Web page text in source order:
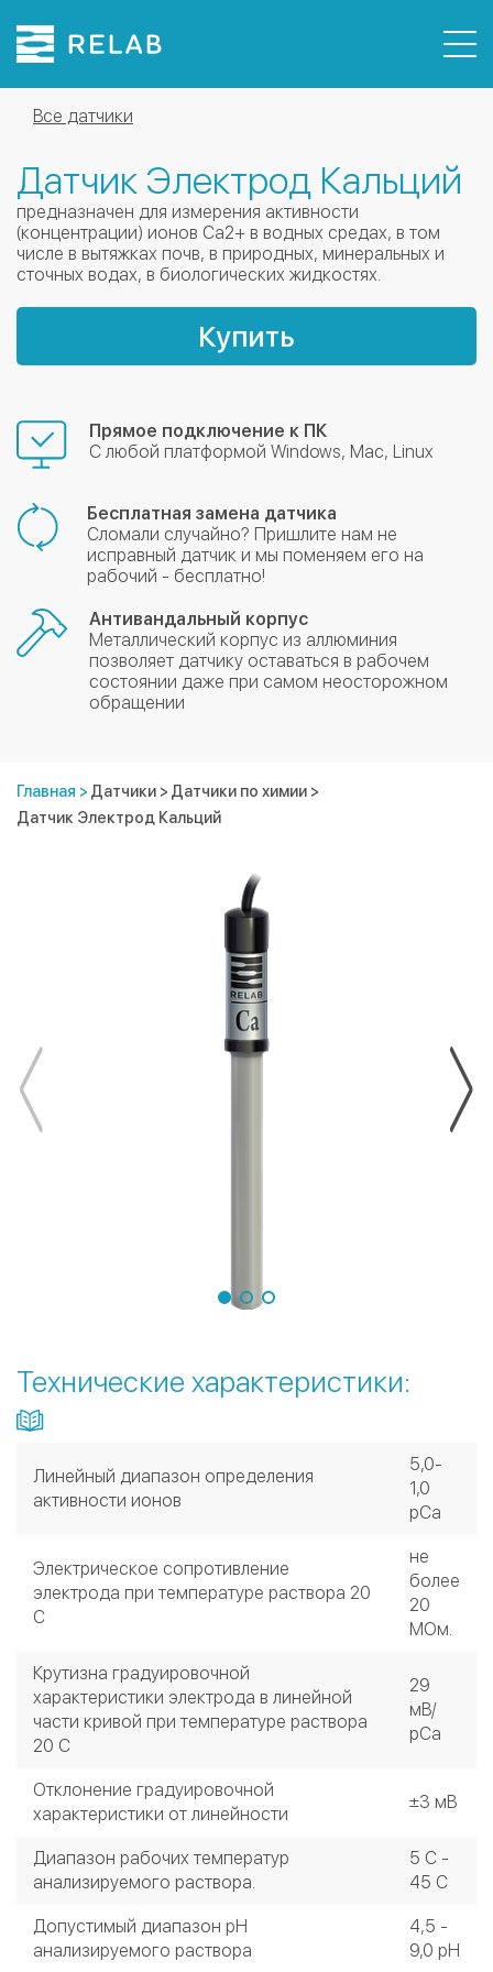
Датчики
Демо версия ПО
О компании
Контакты
Москва
+7 495 740-26-78
С 10.00 до 20.00, Сб Вс - выходной
Все датчики
Датчик Электрод Кальций
предназначен для измерения активности
(концентрации) ионов Са2+ в водных средах, в том
числе в вытяжках почв, в природных, минеральных и
сточных водах, в биологических жидкостях.
Купить
Прямое подключение к ПК
С любой платформой Windows, Mac, Linux
Бесплатная замена датчика
Сломали случайно? Пришлите нам не
исправный датчик и мы поменяем его на
рабочий - бесплатно!
Антивандальный корпус
Металлический корпус из аллюминия
позволяет датчику оставаться в рабочем
состоянии даже при самом неосторожном
обращении
Главная > Датчики > Датчики по химии >
Датчик Электрод Кальций
Технические характеристики:
Линейный диапазон определения
активности ионов
5,0-
1,0
рСа
Электрическое сопротивление
электрода при температуре раствора 20
С
не
более
20
МОм.
Крутизна градуировочной
характеристики электрода в линейной
части кривой при температуре раствора
20 С
29
мВ/
рСа
Отклонение градуировочной
характеристики от линейности
±3 мВ
Диапазон рабочих температур
анализируемого раствора.
5 С -
45 С
Допустимый диапазон рН
анализируемого раствора
4,5 -
9,0 рН